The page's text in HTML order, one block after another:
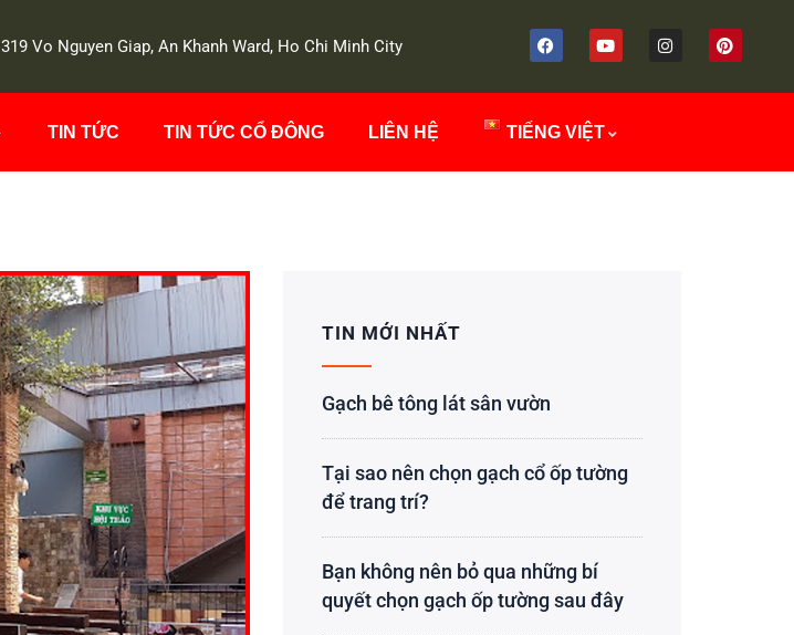
319 Vo Nguyen Giap, An Khanh Ward, Ho Chi Minh City
TIN TỨC TIN TỨC CỔ ĐÔNG LIÊN HỆ TIẾNG VIỆT
TIN MỚI NHẤT
Gạch bê tông lát sân vườn
Tại sao nên chọn gạch cổ ốp tường
để trang trí?
Bạn không nên bỏ qua những bí
quyết chọn gạch ốp tường sau đây